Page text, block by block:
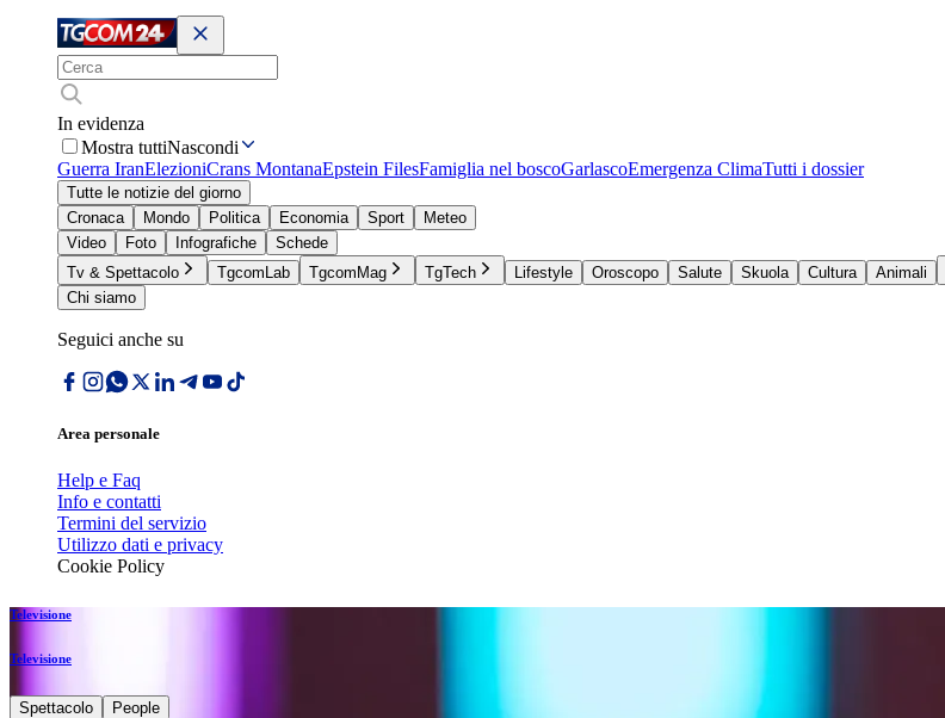
In evidenza
Mostra tuttiNascondi
Guerra IranElezioniCrans MontanaEpstein FilesFamiglia nel boscoGarlascoEmergenza ClimaTutti i dossier
Tutte le notizie del giorno
Cronaca
Mondo Politica Economia Sport
Meteo
Video
Foto Infografiche
Schede
Tv & Spettacolo
TgcomLab TgcomMag TgTech Lifestyle Oroscopo Salute Skuola Cultura Animali
Chi siamo
Seguici anche su
Area personale
Help e Faq
Info e contatti
Termini del servizio
Utilizzo dati e privacy
Cookie Policy
Televisione
Televisione
Spettacolo People